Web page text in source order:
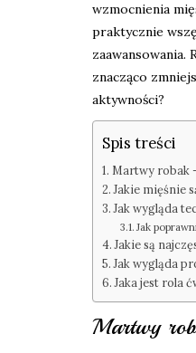
wzmocnienia
praktycznie
znacząco
aktywności?
Spis treści
Martwy robak
Jakie mięśnie
Jak wygląda
Jak
Jakie są
Jak wygląda
Jaka jest rola
Martwy